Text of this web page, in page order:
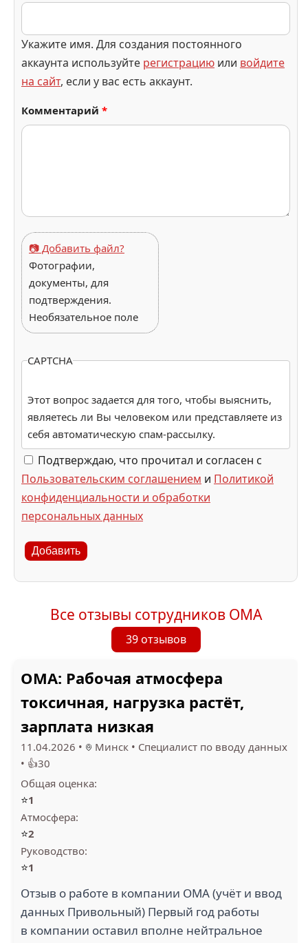
Укажите имя. Для создания постоянного
аккаунта используйте регистрацию или войдите
на сайт, если у вас есть аккаунт.
Комментарий *
📷 Добавить файл?
Фотографии,
документы, для
подтверждения.
Необязательное поле
CAPTCHA
Этот вопрос задается для того, чтобы выяснить,
являетесь ли Вы человеком или представляете из
себя автоматическую спам-рассылку.
Подтверждаю, что прочитал и согласен с
Пользовательским соглашением и Политикой
конфиденциальности и обработки
персональных данных
Добавить
Все отзывы сотрудников ОМА
39 отзывов
ОМА: Рабочая атмосфера
токсичная, нагрузка растёт,
зарплата низкая
11.04.2026 • Минск • Специалист по вводу данных
• 👍30
Общая оценка:
⭐1
Атмосфера:
⭐2
Руководство:
⭐1
Отзыв о работе в компании ОМА (учёт и ввод
данных Привольный) Первый год работы
в компании оставил вполне нейтральное